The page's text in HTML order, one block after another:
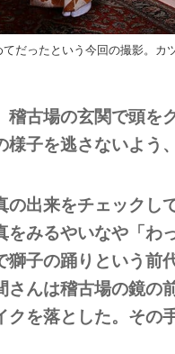
だったという今回の撮影。カ
稽古場の玄関で頭
子を逃さないよう
出来をチェックし
をみるやいなや「わ
子の踊りという前
さんは稽古場の鏡の
を落とした。その